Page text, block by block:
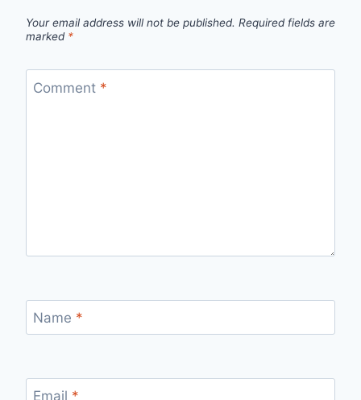
Your email address will not be published. Required fields are
marked *
Comment *
Name *
Email *